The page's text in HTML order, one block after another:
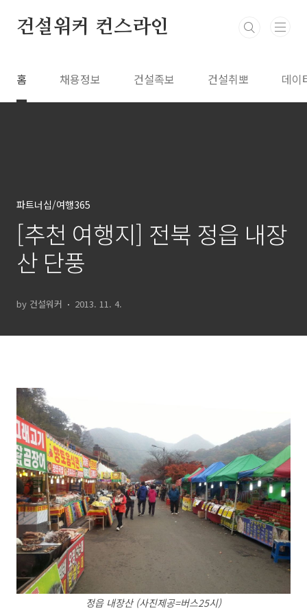
건설워커 컨스라인
홈 채용정보 건설족보 건설취뽀 데이
파트너십/여행365
[추천 여행지] 전북 정읍 내장
산 단풍
by 건설워커 2013. 11. 4.
정읍 내장산 (사진제공=버스25시)